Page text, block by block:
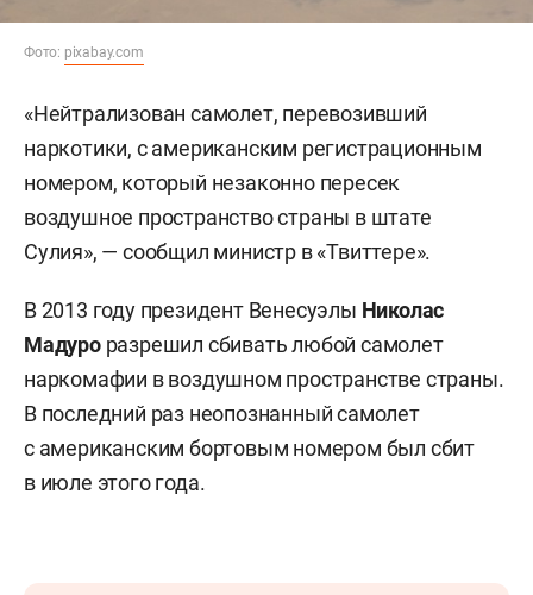
Фото: pixabay.com
«Нейтрализован самолет, перевозивший
наркотики, с американским регистрационным
номером, который незаконно пересек
воздушное пространство страны в штате
Сулия», — сообщил министр в «Твиттере».
В 2013 году президент Венесуэлы Николас
Мадуроразрешил сбивать любой самолет
наркомафии в воздушном пространстве страны.
В последний раз неопознанный самолет
с американским бортовым номером был сбит
в июле этого года.